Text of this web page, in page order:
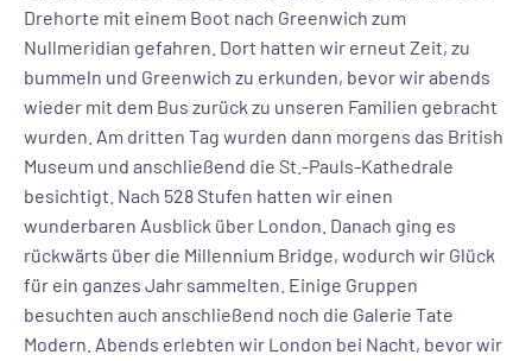
Drehorte mit einem Boot nach Greenwich zum
Nullmeridian gefahren. Dort hatten wir erneut Zeit, zu
bummeln und Greenwich zu erkunden, bevor wir abends
wieder mit dem Bus zurück zu unseren Familien gebracht
wurden. Am dritten Tag wurden dann morgens das British
Museum und anschließend die St.-Pauls-Kathedrale
besichtigt. Nach 528 Stufen hatten wir einen
wunderbaren Ausblick über London. Danach ging es
rückwärts über die Millennium Bridge, wodurch wir Glück
für ein ganzes Jahr sammelten. Einige Gruppen
besuchten auch anschließend noch die Galerie Tate
Modern. Abends erlebten wir London bei Nacht, bevor wir